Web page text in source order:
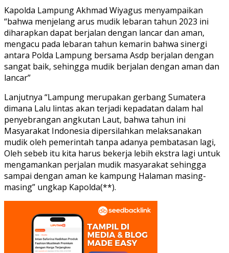
Kapolda Lampung Akhmad Wiyagus menyampaikan
“bahwa menjelang arus mudik lebaran tahun 2023 ini
diharapkan dapat berjalan dengan lancar dan aman,
mengacu pada lebaran tahun kemarin bahwa sinergi
antara Polda Lampung bersama Asdp berjalan dengan
sangat baik, sehingga mudik berjalan dengan aman dan
lancar”
Lanjutnya “Lampung merupakan gerbang Sumatera
dimana Lalu lintas akan terjadi kepadatan dalam hal
penyebrangan angkutan Laut, bahwa tahun ini
Masyarakat Indonesia dipersilahkan melaksanakan
mudik oleh pemerintah tanpa adanya pembatasan lagi,
Oleh sebeb itu kita harus bekerja lebih ekstra lagi untuk
mengamankan perjalan mudik masyarakat sehingga
sampai dengan aman ke kampung Halaman masing-
masing” ungkap Kapolda(**).